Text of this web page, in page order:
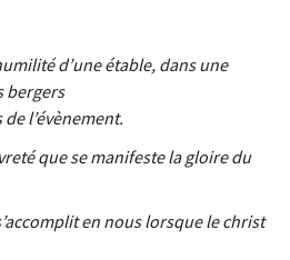
d’une étable, dans une
bergers
l’évènement.
que se manifeste la gloire du
en nous lorsque le christ